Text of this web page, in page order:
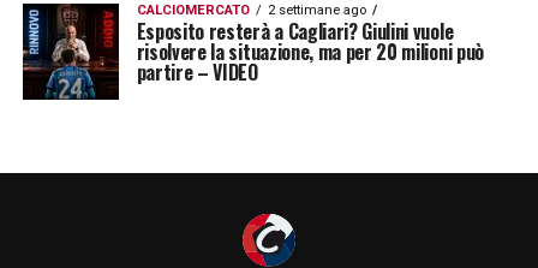
CALCIOMERCATO 2 settimane ago
Esposito resterà a Cagliari? Giulini vuole
risolvere la situazione, ma per 20 milioni può
partire – VIDEO